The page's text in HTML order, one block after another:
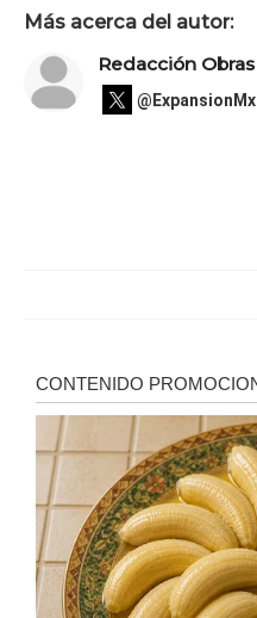
Más acerca del autor:
Redacción Obras
@ExpansionMx